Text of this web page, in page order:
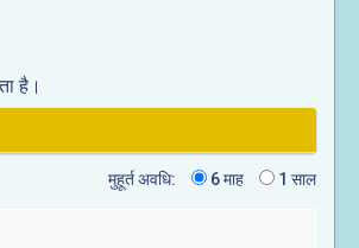
है।
मुहूर्त अवधि: 6 माह 1 साल